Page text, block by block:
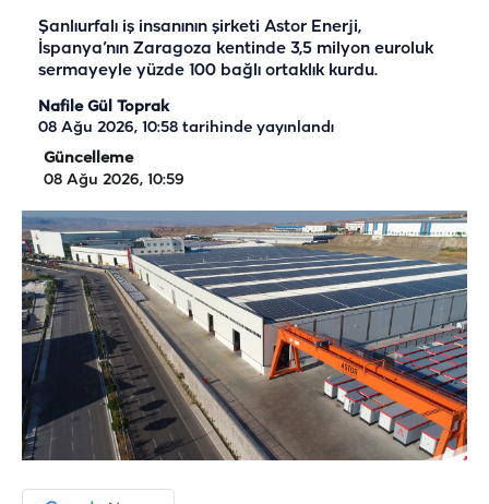
Şanlıurfalı iş insanının şirketi Astor Enerji,
İspanya’nın Zaragoza kentinde 3,5 milyon euroluk
sermayeyle yüzde 100 bağlı ortaklık kurdu.
Nafile Gül Toprak
08 Ağu 2026, 10:58 tarihinde yayınlandı
Güncelleme
08 Ağu 2026, 10:59